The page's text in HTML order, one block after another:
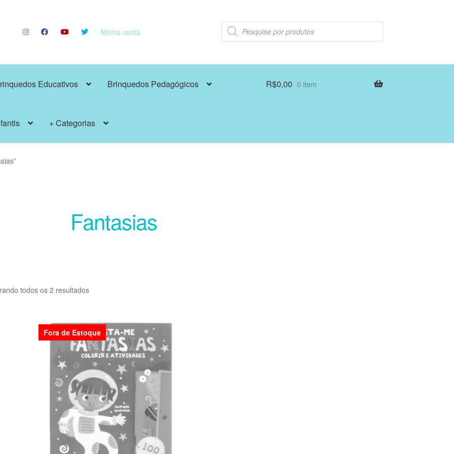
Minha conta
Pesquisar
produtos
Educativos Brinquedos Pedagógicos
+ Categorias
R$0,00 0 item
Fantasias
todos os 2 resultados
Fora de Estoque